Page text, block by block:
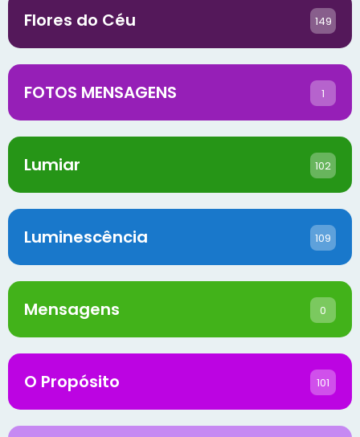
Flores do Céu 149
FOTOS MENSAGENS 1
Lumiar 102
Luminescência 109
Mensagens 0
O Propósito 101